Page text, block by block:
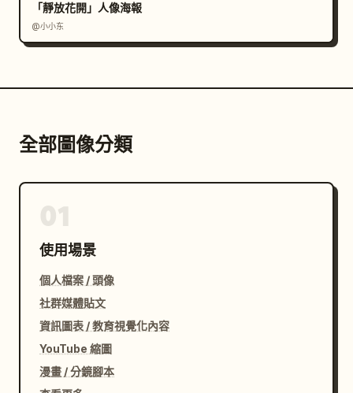
「靜放花開」人像海報
@小小东
全部圖像分類
使用場景
個人檔案 / 頭像
社群媒體貼文
資訊圖表 / 教育視覺化內容
YouTube 縮圖
漫畫 / 分鏡腳本